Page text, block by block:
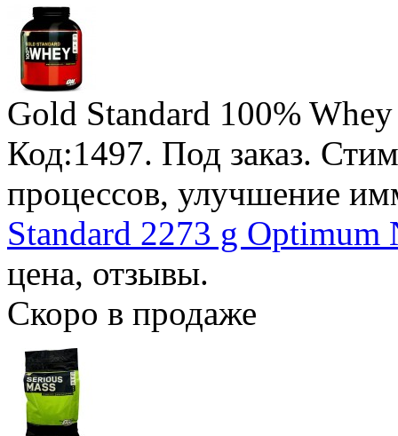
Gold Standard 100%
Код:1497. Под заказ.
процессов, улучшение
Standard 2273 g Optimum
цена, отзывы.
Скоро в продаже